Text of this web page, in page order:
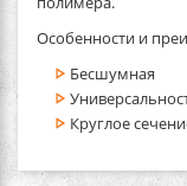
Особенности и
Бесшумная
Круглое